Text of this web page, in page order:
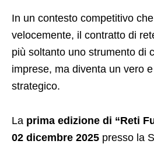
In un contesto competitivo
velocemente, il contratto di
più soltanto uno strumento di
imprese, ma diventa un vero
strategico.
La prima edizione di “Reti
02 dicembre 2025 presso la